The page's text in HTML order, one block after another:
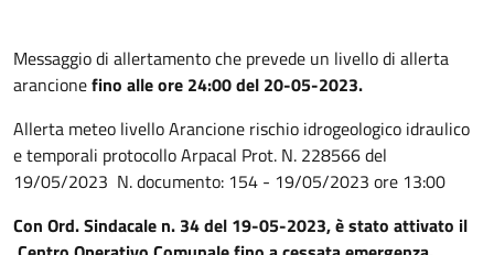
Messaggio di allertamento che prevede un livello di allerta
arancionefino alle ore 24:00 del 20-05-2023.
Allerta meteo livello Arancione rischio idrogeologico idraulico
e temporali protocollo Arpacal Prot. N. 228566 del
19/05/2023 N. documento: 154 - 19/05/2023 ore 13:00
Con Ord. Sindacale n. 34 del 19-05-2023, è stato attivato il